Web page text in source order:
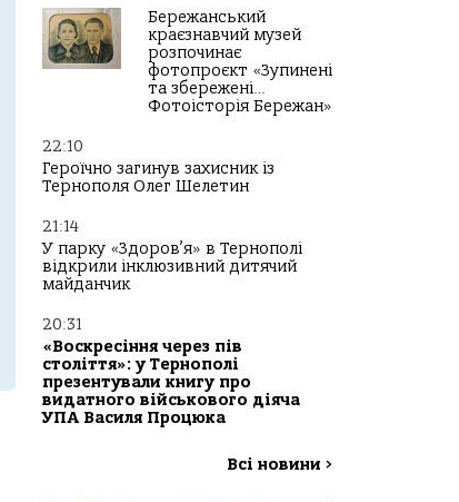
Бережанський
краєзнавчий музей
розпочинає
фотопроєкт «Зупинені
та збережені…
Фотоісторія Бережан»
22:10
Героїчно загинув захисник із
Тернополя Олег Шелетин
21:14
У парку «Здоров’я» в Тернополі
відкрили інклюзивний дитячий
майданчик
20:31
«Воскресіння через пів
століття»: у Тернополі
презентували книгу про
видатного військового діяча
УПА Василя Процюка
Всі новини >